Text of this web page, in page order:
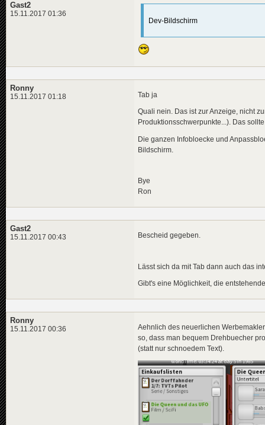
Gast2
15.11.2017 01:36
Dev-Bildschirm
Ronny
15.11.2017 01:18 Tab ja
Quali nein. Das ist zur Anzeige, nicht
Produktionsschwerpunkte...). Das
Die ganzen Infobloecke und
Bildschirm.
Bye
Ron
Gast2
15.11.2017 00:43 Bescheid gegeben.
Lässt sich da mit Tab dann auch das
Gibt's eine Möglichkeit, die
Ronny
15.11.2017 00:36
Aehnlich des neuerlichen
so, dass man bequem Drehbuecher
(statt nur schnoedem Text).